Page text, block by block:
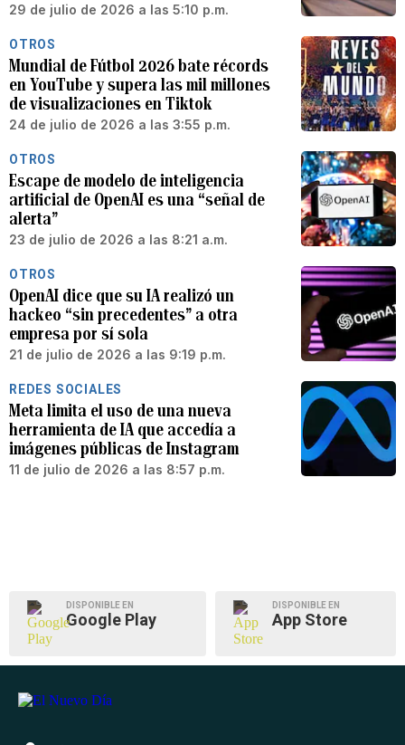
29 de julio de 2026 a las 5:10 p.m.
OTROS
Mundial de Fútbol 2026 bate récords
en YouTube y supera las mil millones
de visualizaciones en Tiktok
24 de julio de 2026 a las 3:55 p.m.
OTROS
Escape de modelo de inteligencia
artificial de OpenAI es una “señal de
alerta”
23 de julio de 2026 a las 8:21 a.m.
OTROS
OpenAI dice que su IA realizó un
hackeo “sin precedentes” a otra
empresa por sí sola
21 de julio de 2026 a las 9:19 p.m.
REDES SOCIALES
Meta limita el uso de una nueva
herramienta de IA que accedía a
imágenes públicas de Instagram
11 de julio de 2026 a las 8:57 p.m.
DISPONIBLE EN
Google Play
DISPONIBLE EN
App Store